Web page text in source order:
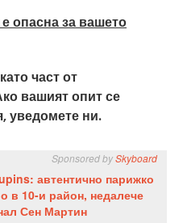
опасна за вашето
част от
вашият опит се
уведомете ни.